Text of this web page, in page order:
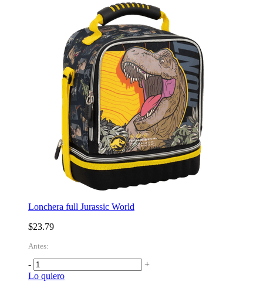
Lonchera full Jurassic World
$23.79
Antes:
-
+
Lo quiero